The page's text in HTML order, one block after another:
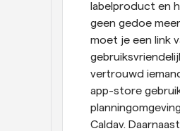
labelproduct en
geen gedoe
moet je een link
vertrouwd
app-store
Caldav.